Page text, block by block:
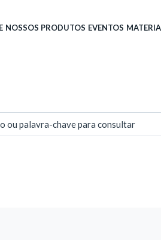
NOSSOS PRODUTOS EVENTOS
ou palavra-chave para consultar